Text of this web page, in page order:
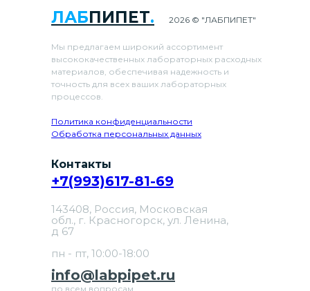
ЛАБПИПЕТ.
Мы предлагаем широкий ассортимент
высококачественных лабораторных расходных
материалов, обеспечивая надежность и
точность для всех ваших лабораторных
процессов.
Политика конфиденциальности
Обработка персональных данных
2026 © "ЛАБПИПЕТ"
Контакты
info@labpipet.ru
+7(993)617-81-69
по всем вопросам
143408, Россия, Московская
обл., г. Красногорск, ул. Ленина,
д 67
пн - пт, 10:00-18:00